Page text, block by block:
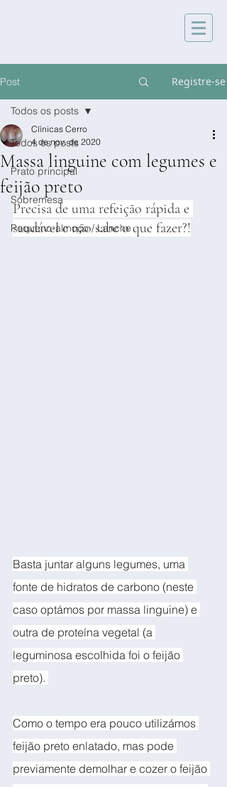
Post Registre-se
Todos os posts
Prato principal
Sobremesa
Pequeno-almoço / Lanche
Todos os posts
Massa linguine com legumes e
feijão preto
Clínicas Cerro
4 de nov. de 2020
Precisa de uma refeição rápida e
saudável e não sabe o que fazer?!
Basta juntar alguns legumes, uma
fonte de hidratos de carbono (neste
caso optámos por massa linguine) e
outra de proteína vegetal (a
leguminosa escolhida foi o feijão
preto).
Como o tempo era pouco utilizámos
feijão preto enlatado, mas pode
previamente demolhar e cozer o feijão